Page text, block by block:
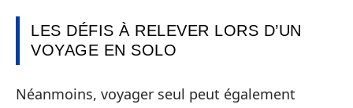
LES DÉFIS À RELEVER LORS D’UN
VOYAGE EN SOLO
Néanmoins, voyager seul peut également